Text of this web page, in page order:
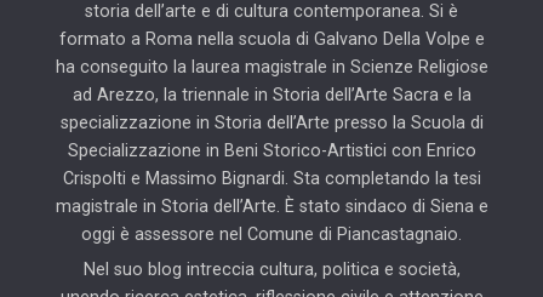
storia dell’arte e di cultura contemporanea. Si è
formato a Roma nella scuola di Galvano Della Volpe e
ha conseguito la laurea magistrale in Scienze Religiose
ad Arezzo, la triennale in Storia dell’Arte Sacra e la
specializzazione in Storia dell’Arte presso la Scuola di
Specializzazione in Beni Storico-Artistici con Enrico
Crispolti e Massimo Bignardi. Sta completando la tesi
magistrale in Storia dell’Arte. È stato sindaco di Siena e
oggi è assessore nel Comune di Piancastagnaio.
Nel suo blog intreccia cultura, politica e società,